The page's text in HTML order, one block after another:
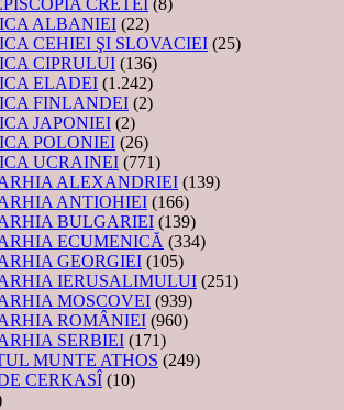
CRETEI (8)
ALBANIEI (22)
CEHIEI ŞI SLOVACIEI (25)
CIPRULUI (136)
ELADEI (1.242)
FINLANDEI (2)
JAPONIEI (2)
POLONIEI (26)
UCRAINEI (771)
ALEXANDRIEI (139)
ANTIOHIEI (166)
BULGARIEI (139)
ECUMENICĂ (334)
GEORGIEI (105)
IERUSALIMULUI (251)
MOSCOVEI (939)
ROMÂNIEI (960)
SERBIEI (171)
MUNTE ATHOS (249)
CERKASÎ (10)